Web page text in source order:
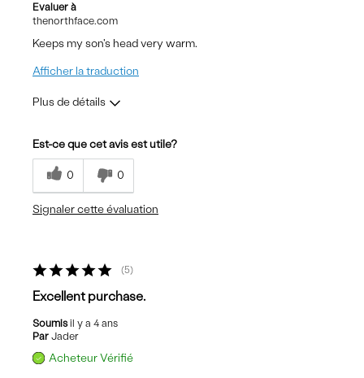
Evaluer à
thenorthface.com
Keeps my son's head very warm.
Afficher la traduction
Plus de détails
Casual Wear
Sizing
Est-ce que cet avis est utile?
0 0
Signaler cette évaluation
5
Excellent purchase.
Soumisil y a 4 ans
Par Jader
Acheteur Vérifié